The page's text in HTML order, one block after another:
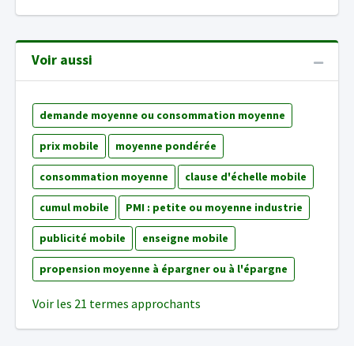
Voir aussi
demande moyenne ou consommation moyenne
prix mobile moyenne pondérée
consommation moyenne clause d'échelle mobile
cumul mobile PMI : petite ou moyenne industrie
publicité mobile enseigne mobile
propension moyenne à épargner ou à l'épargne
Voir les 21 termes approchants